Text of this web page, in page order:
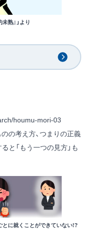
熟』」より
houmu-mori-03
の考え方、つまりの正義
と「もう一つの見方」も
とに就くことができていない!?